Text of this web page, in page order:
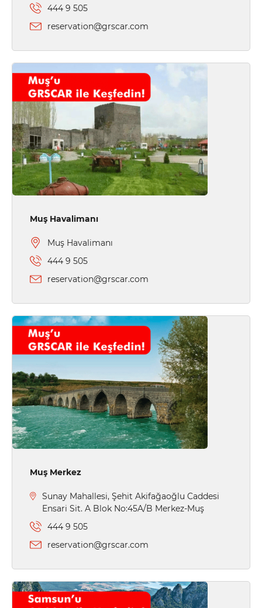
444 9 505
reservation@grscar.com
Muş Havalimanı
Muş Havalimanı
444 9 505
reservation@grscar.com
Muş Merkez
Sunay Mahallesi, Şehit Akifağaoğlu Caddesi
Ensari Sit. A Blok No:45A/B Merkez-Muş
444 9 505
reservation@grscar.com